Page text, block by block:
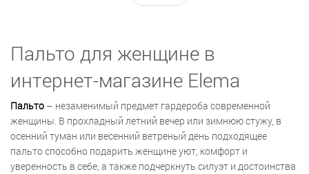
Пальто для женщине в
интернет-магазине Elema
Пальто – незаменимый предмет гардероба современной
женщины. В прохладный летний вечер или зимнюю стужу, в
осенний туман или весенний ветреный день подходящее
пальто способно подарить женщине уют, комфорт и
уверенность в себе, а также подчеркнуть силуэт и достоинства